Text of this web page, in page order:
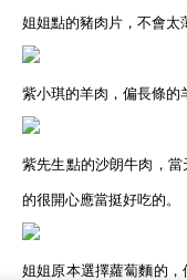
姐姐點的豬肉片，不會太
紫小琪的羊肉，偏長條的
紫先生點的沙朗牛肉，
的很開心應當挺好吃的。
姐姐原本選擇蘿蔔麵的